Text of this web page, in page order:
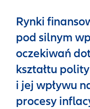
Rynki
pod silnym
oczekiwań
kształtu
i jej wpływu
procesy